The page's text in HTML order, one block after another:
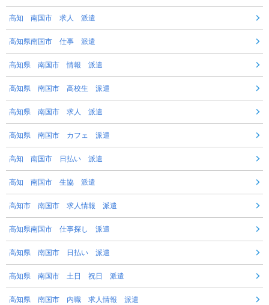
高知 南国市 求人 派遣
高知県南国市 仕事 派遣
高知県 南国市 情報 派遣
高知県 南国市 高校生 派遣
高知県 南国市 求人 派遣
高知県 南国市 カフェ 派遣
高知 南国市 日払い 派遣
高知 南国市 生協 派遣
高知市 南国市 求人情報 派遣
高知県南国市 仕事探し 派遣
高知県 南国市 日払い 派遣
高知県 南国市 土日 祝日 派遣
高知県 南国市 内職 求人情報 派遣